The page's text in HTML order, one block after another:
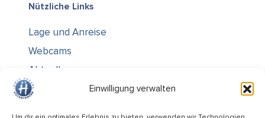
Einwilligung verwalten
Nützliche Links
Lage und Anreise
Webcams
Aktuelles
Über uns
Kontakt / Öffnungszeiten